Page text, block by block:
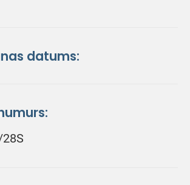
datums: